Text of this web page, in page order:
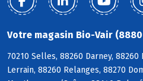
Votre magasin Bio-Vair
70210 Selles, 88260 Darney,
Lerrain, 88260 Relanges, 88270